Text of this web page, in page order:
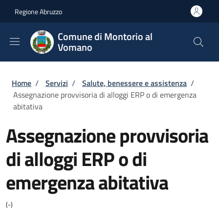
Regione Abruzzo
Comune di Montorio al
Vomano
Briciole di pane
Home / Servizi / Salute, benessere e assistenza /
Assegnazione provvisoria di alloggi ERP o di emergenza
abitativa
Assegnazione provvisoria
di alloggi ERP o di
emergenza abitativa
(-)